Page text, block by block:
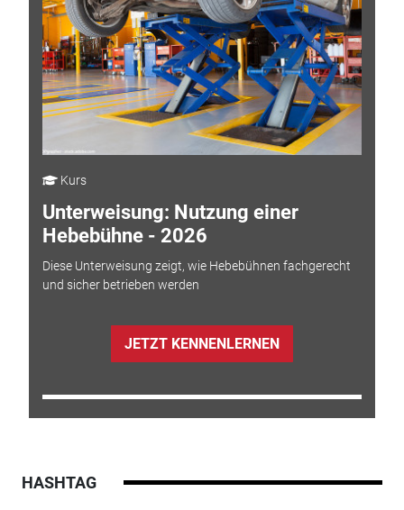
Kurs
Unterweisung: Nutzung einer
Hebebühne - 2026
Diese Unterweisung zeigt, wie Hebebühnen fachgerecht
und sicher betrieben werden
JETZT KENNENLERNEN
HASHTAG